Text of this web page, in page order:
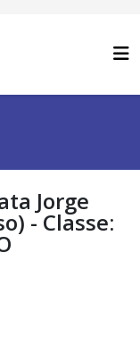
Jorge
- Classe: